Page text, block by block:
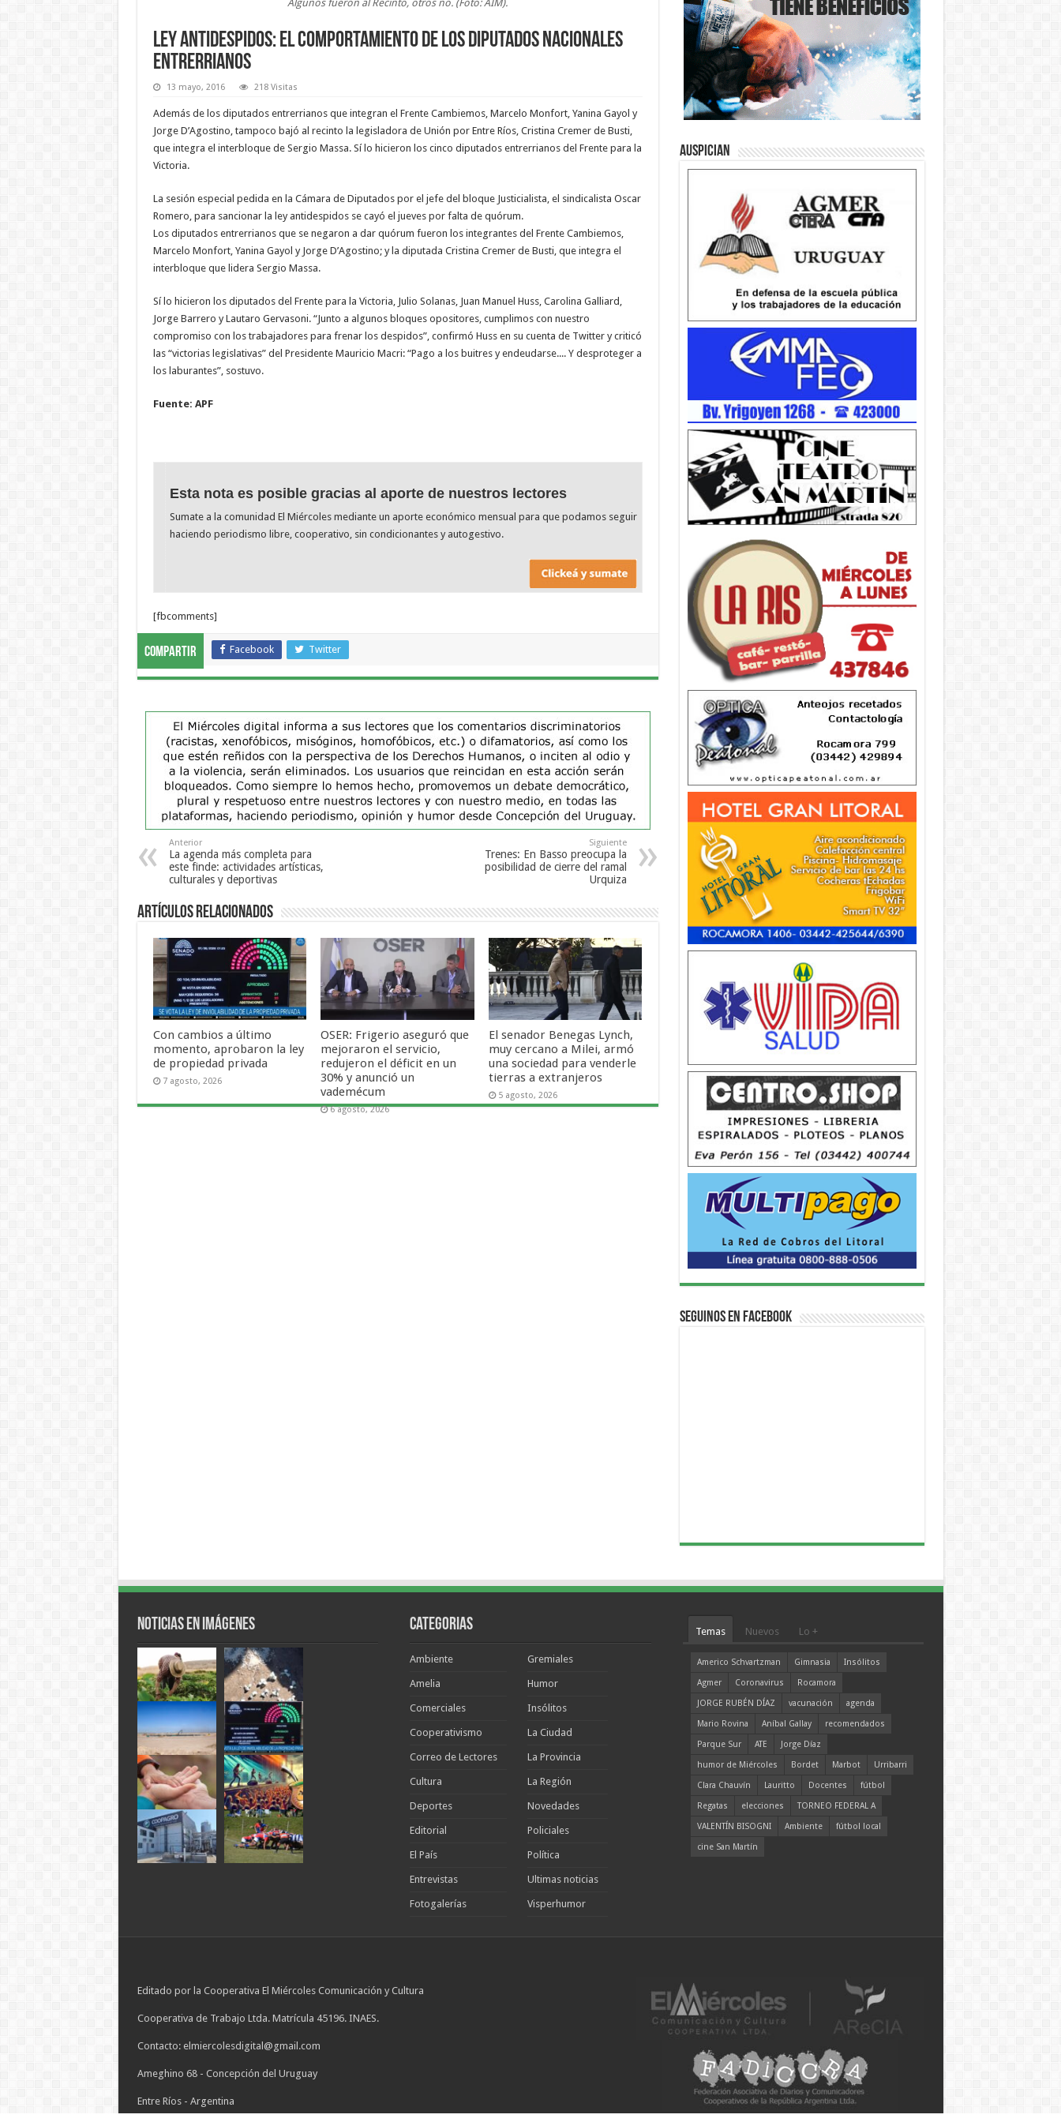
Algunos fueron al Recinto, otros no. (Foto: AIM).
Ley antidespidos: el comportamiento de los diputados nacionales
entrerrianos
13 mayo, 2016 218 Visitas
Además de los diputados entrerrianos que integran el Frente Cambiemos, Marcelo Monfort, Yanina Gayol y
Jorge D’Agostino, tampoco bajó al recinto la legisladora de Unión por Entre Ríos, Cristina Cremer de Busti,
que integra el interbloque de Sergio Massa. Sí lo hicieron los cinco diputados entrerrianos del Frente para la
Victoria.
La sesión especial pedida en la Cámara de Diputados por el jefe del bloque Justicialista, el sindicalista Oscar
Romero, para sancionar la ley antidespidos se cayó el jueves por falta de quórum.
Los diputados entrerrianos que se negaron a dar quórum fueron los integrantes del Frente Cambiemos,
Marcelo Monfort, Yanina Gayol y Jorge D’Agostino; y la diputada Cristina Cremer de Busti, que integra el
interbloque que lidera Sergio Massa.
Sí lo hicieron los diputados del Frente para la Victoria, Julio Solanas, Juan Manuel Huss, Carolina Galliard,
Jorge Barrero y Lautaro Gervasoni. “Junto a algunos bloques opositores, cumplimos con nuestro
compromiso con los trabajadores para frenar los despidos”, confirmó Huss en su cuenta de Twitter y criticó
las “victorias legislativas” del Presidente Mauricio Macri: “Pago a los buitres y endeudarse.... Y desproteger a
los laburantes”, sostuvo.
Fuente: APF
Esta nota es posible gracias al aporte de nuestros lectores
Sumate a la comunidad El Miércoles mediante un aporte económico mensual para que podamos seguir
haciendo periodismo libre, cooperativo, sin condicionantes y autogestivo.
[fbcomments]
Compartir Facebook Twitter
Anterior
La agenda más completa para
este finde: actividades artísticas,
culturales y deportivas
Siguiente
Trenes: En Basso preocupa la
posibilidad de cierre del ramal
Urquiza
Artículos Relacionados
Con cambios a último
momento, aprobaron la ley
de propiedad privada
7 agosto, 2026
OSER: Frigerio aseguró que
mejoraron el servicio,
redujeron el déficit en un
30% y anunció un
vademécum
6 agosto, 2026
El senador Benegas Lynch,
muy cercano a Milei, armó
una sociedad para venderle
tierras a extranjeros
5 agosto, 2026
Auspician
Seguinos en Facebook
Noticias en Imágenes Categorias
Ambiente
Amelia
Comerciales
Cooperativismo
Correo de Lectores
Cultura
Deportes
Editorial
El País
Entrevistas
Fotogalerías
Gremiales
Humor
Insólitos
La Ciudad
La Provincia
La Región
Novedades
Policiales
Política
Ultimas noticias
Visperhumor
Temas Nuevos Lo +
Americo Schvartzman Gimnasia
Insólitos
Agmer
Coronavirus
Rocamora
JORGE RUBÉN DÍAZ
vacunación
agenda
Mario Rovina
Aníbal Gallay
recomendados
Parque Sur
ATE
Jorge Díaz
humor de Miércoles
Bordet Marbot
Urribarri
Clara Chauvín
Lauritto Docentes
fútbol
Regatas
elecciones
TORNEO FEDERAL A
VALENTÍN BISOGNI
Ambiente
fútbol local
cine San Martín
Editado por la Cooperativa El Miércoles Comunicación y Cultura
Cooperativa de Trabajo Ltda. Matrícula 45196. INAES.
Contacto: elmiercolesdigital@gmail.com
Ameghino 68 - Concepción del Uruguay
Entre Ríos - Argentina